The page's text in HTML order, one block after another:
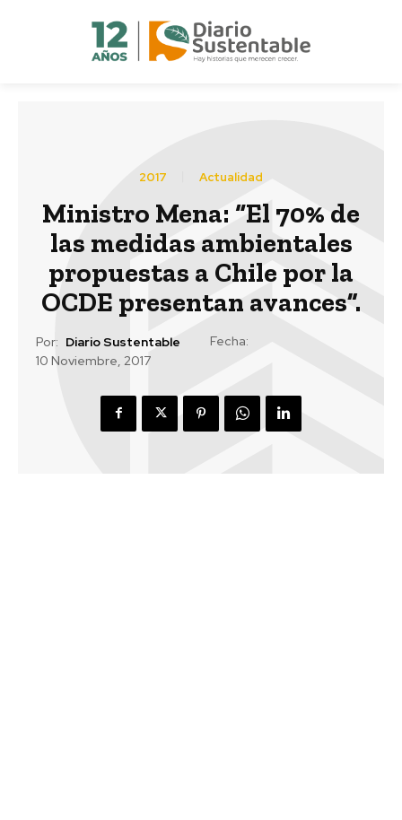
2017 Actualidad
Ministro Mena: “El 70% de
las medidas ambientales
propuestas a Chile por la
OCDE presentan avances”.
Por: Diario Sustentable
Fecha:
10 Noviembre, 2017